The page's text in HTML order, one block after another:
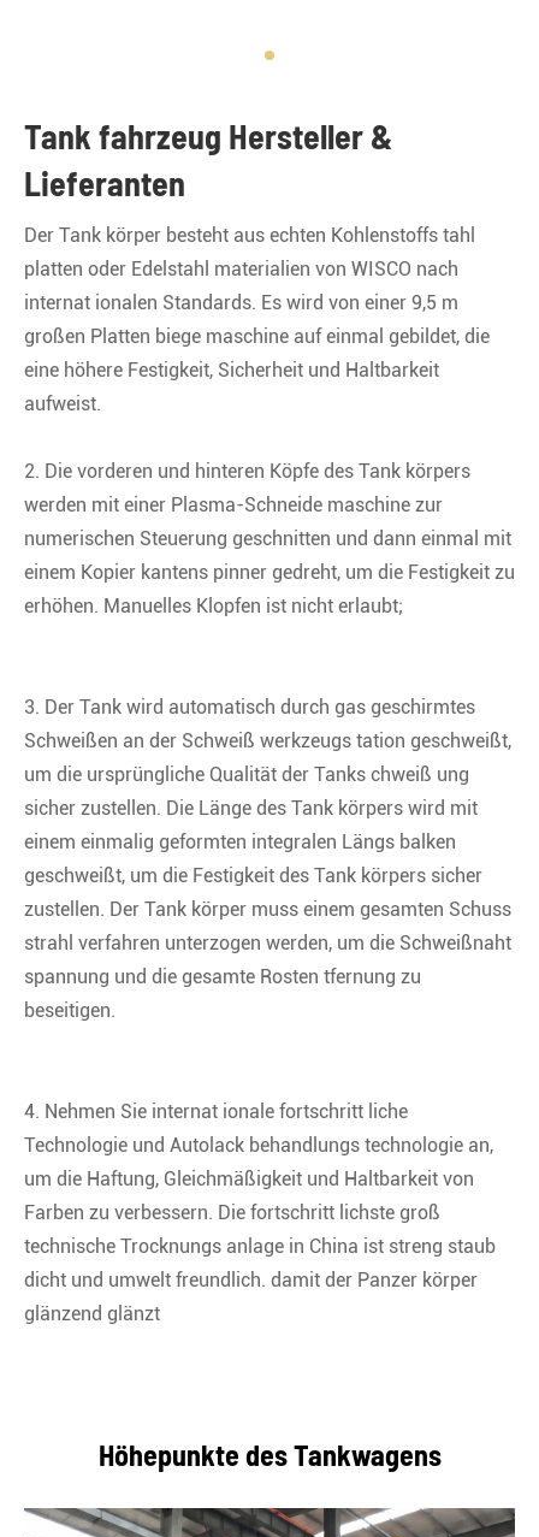
Tank fahrzeug Hersteller &
Lieferanten
Der Tank körper besteht aus echten Kohlenstoffs tahl
platten oder Edelstahl materialien von WISCO nach
internat ionalen Standards. Es wird von einer 9,5 m
großen Platten biege maschine auf einmal gebildet, die
eine höhere Festigkeit, Sicherheit und Haltbarkeit
aufweist.
2. Die vorderen und hinteren Köpfe des Tank körpers
werden mit einer Plasma-Schneide maschine zur
numerischen Steuerung geschnitten und dann einmal mit
einem Kopier kantens pinner gedreht, um die Festigkeit zu
erhöhen. Manuelles Klopfen ist nicht erlaubt;
3. Der Tank wird automatisch durch gas geschirmtes
Schweißen an der Schweiß werkzeugs tation geschweißt,
um die ursprüngliche Qualität der Tanks chweiß ung
sicher zustellen. Die Länge des Tank körpers wird mit
einem einmalig geformten integralen Längs balken
geschweißt, um die Festigkeit des Tank körpers sicher
zustellen. Der Tank körper muss einem gesamten Schuss
strahl verfahren unterzogen werden, um die Schweißnaht
spannung und die gesamte Rosten tfernung zu
beseitigen.
4. Nehmen Sie internat ionale fortschritt liche
Technologie und Autolack behandlungs technologie an,
um die Haftung, Gleichmäßigkeit und Haltbarkeit von
Farben zu verbessern. Die fortschritt lichste groß
technische Trocknungs anlage in China ist streng staub
dicht und umwelt freundlich. damit der Panzer körper
glänzend glänzt
Höhepunkte des Tankwagens